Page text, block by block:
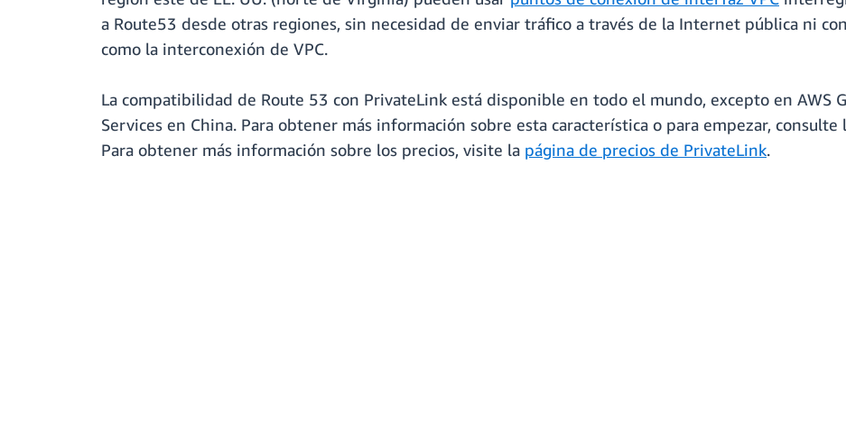
a Route53 desde otras regiones, sin necesidad de enviar tráfico a través de la Internet pública ni
como la interconexión de VPC.
La compatibilidad de Route 53 con PrivateLink está disponible en todo el mundo, excepto en AWS
Services en China. Para obtener más información sobre esta característica o para empezar, consulte
Para obtener más información sobre los precios, visite la página de precios de PrivateLink.